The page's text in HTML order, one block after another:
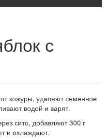
с
кожуры, удаляют семенное
водой и варят.
сито, добавляют 300 г
и охлаждают.